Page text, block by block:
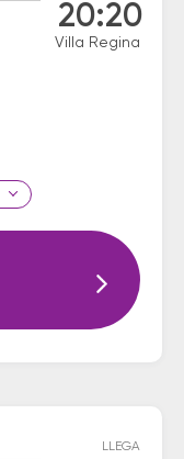
20:20
Villa Regina
LLEGA